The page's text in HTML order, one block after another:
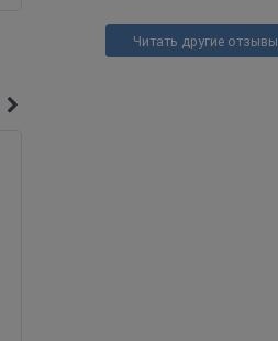
Читать другие отзывы